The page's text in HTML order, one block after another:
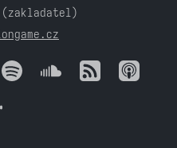
(zakladatel)